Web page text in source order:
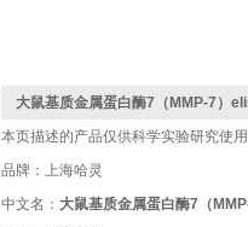
大鼠基质金属蛋白酶7（MMP-7）
本页描述的产品仅供科学实验研究使
品牌：上海哈灵
中文名： 大鼠基质金属蛋白酶7（